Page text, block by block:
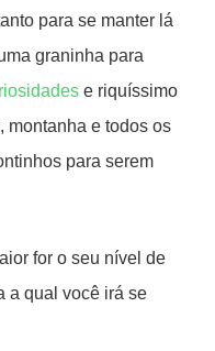
para se manter lá
graninha para
e riquíssimo
montanha e todos os
para serem
for o seu nível de
a qual você irá se